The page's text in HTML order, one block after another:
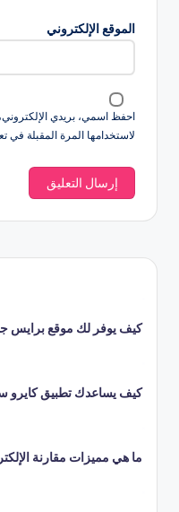
الموقع الإلكتروني
احفظ اسمي، بريدي
لاستخدامها المرة المقبلة في
كيف يوفر لك موقع برايس
كيف يساعدك تطبيق كايرو
ما هي مميزات مقارنة